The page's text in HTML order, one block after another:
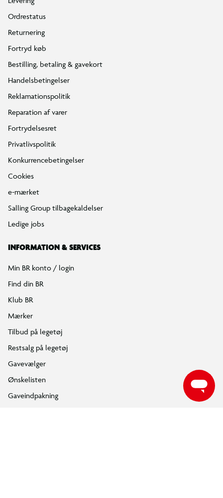
Min BR konto / login
Find din BR
Klub BR
Mærker
Tilbud på legetøj
Restsalg på legetøj
Gavevælger
Ønskelisten
Gaveindpakning
Katalog
Events
Click&Collect
Gavekort
Om BR
Følg BR på Facebook
Følg BR på Instagram
Følg BR på Youtube
ÅBNINGSTIDER